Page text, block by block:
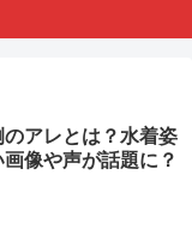
アレとは？水着姿
像や声が話題に？